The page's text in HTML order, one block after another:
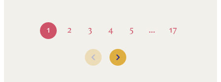
1 2 3 4 5 … 17